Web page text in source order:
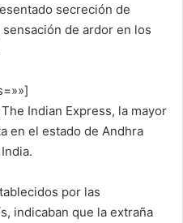
secreción de
de ardor en los
Indian Express, la mayor
en el estado de Andhra
por las
indicaban que la extraña